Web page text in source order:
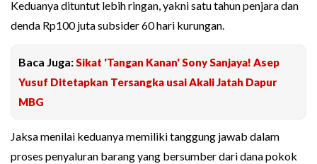
Keduanya dituntut lebih ringan, yakni satu tahun penjara dan
denda Rp100 juta subsider 60 hari kurungan.
Baca Juga: Sikat 'Tangan Kanan' Sony Sanjaya! Asep
Yusuf Ditetapkan Tersangka usai Akali Jatah Dapur
MBG
Jaksa menilai keduanya memiliki tanggung jawab dalam
proses penyaluran barang yang bersumber dari dana pokok